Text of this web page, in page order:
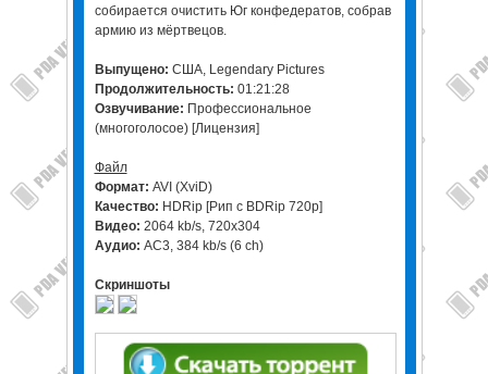
собирается очистить Юг конфедератов, собрав
армию из мёртвецов.
Выпущено: США, Legendary Pictures
Продолжительность: 01:21:28
Озвучивание: Профессиональное
(многоголосое) [Лицензия]
Файл
Формат: AVI (XviD)
Качество: HDRip [Рип с BDRip 720p]
Видео: 2064 kb/s, 720x304
Аудио: AC3, 384 kb/s (6 ch)
Скриншоты